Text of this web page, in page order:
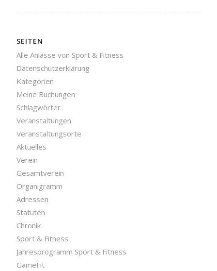
SEITEN
Alle Anlässe von Sport & Fitness
Datenschutzerklärung
Kategorien
Meine Buchungen
Schlagwörter
Veranstaltungen
Veranstaltungsorte
Aktuelles
Verein
Gesamtverein
Organigramm
Adressen
Statuten
Chronik
Sport & Fitness
Jahresprogramm Sport & Fitness
GameFit